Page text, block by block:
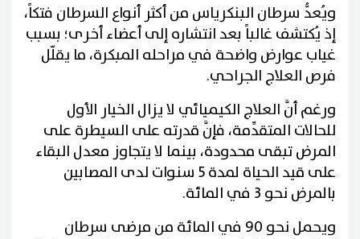
ويُعدُّ سرطان البنكرياس من أكثر أنواع السرطان فتكاً،
إذ يُكتشف غالباً بعد انتشاره إلى أعضاء أخرى؛ بسبب
غياب عوارض واضحة في مراحله المبكرة، ما يقلّل
فرص العلاج الجراحي.
ورغم أنَّ العلاج الكيميائي لا يزال الخيار الأول
للحالات المتقدِّمة، فإنَّ قدرته على السيطرة على
المرض تبقى محدودة، بينما لا يتجاوز معدل البقاء
على قيد الحياة لمدة 5 سنوات لدى المصابين
بالمرض نحو 3 في المائة.
ويحمل نحو 90 في المائة من مرضى سرطان